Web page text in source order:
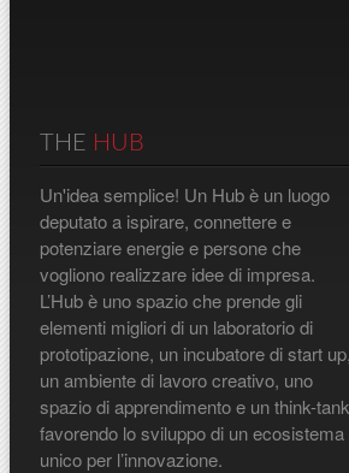
THE HUB
Un'idea semplice! Un Hub è un luogo
deputato a ispirare, connettere e
potenziare energie e persone che
vogliono realizzare idee di impresa.
L’Hub è uno spazio che prende gli
elementi migliori di un laboratorio di
prototipazione, un incubatore di start up,
un ambiente di lavoro creativo, uno
spazio di apprendimento e un think-
favorendo lo sviluppo di un ecosistema
unico per l’innovazione.